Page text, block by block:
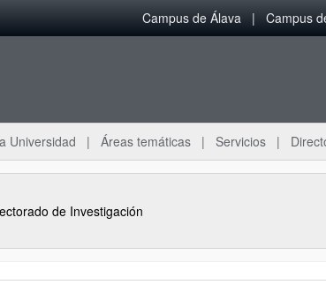
Campus de Álava Campus
Universidad Áreas temáticas Servicios
de Investigación